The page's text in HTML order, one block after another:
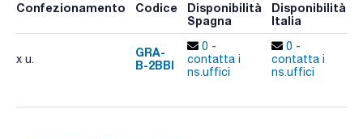
Confezionamento Codice
Disponibilità
Spagna
Disponibilità
Italia
x u.
GRA-
B-2BBI
0 -
contatta i
ns.uffici
0 -
contatta i
ns.uffici